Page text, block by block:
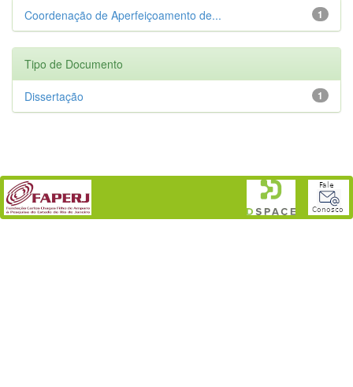
1
Coordenação de Aperfeiçoamento de...
Tipo de Documento
1
Dissertação